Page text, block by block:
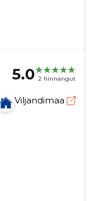
5.0 2 hinnangut
Viljandimaa